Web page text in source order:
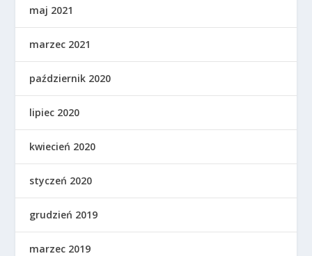
maj 2021
marzec 2021
październik 2020
lipiec 2020
kwiecień 2020
styczeń 2020
grudzień 2019
marzec 2019